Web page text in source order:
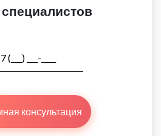
консультация